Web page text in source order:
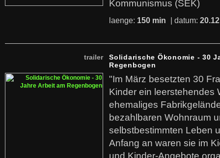
Kommunismus (SEK)
laenge: 150 min | datum:
trailer
Solidarische Ökonomie - 30
Regenbogen
"Im März besetzten 30
Kinder ein leerstehendes
ehemaliges
bezahlbaren Wohnraum
selbstbestimmten Leben
Anfang an waren sie im
und Kinder-Angebote